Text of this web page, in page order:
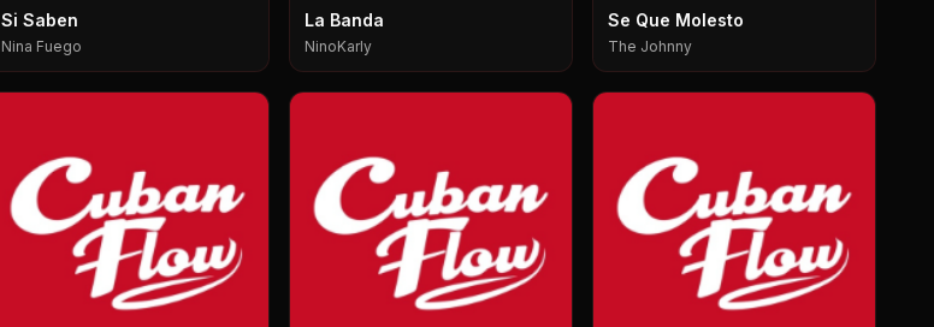
Si Saben
Nina Fuego
La Banda
NinoKarly
Se Que Molesto
The Johnny